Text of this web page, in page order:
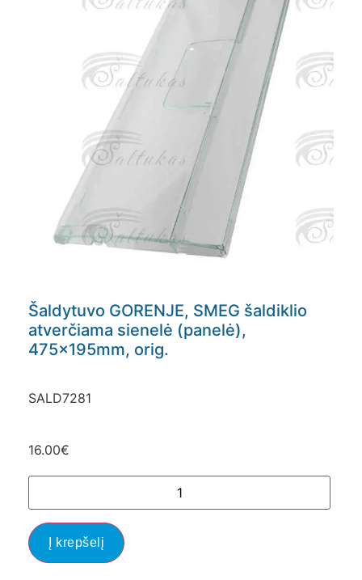
Šaldytuvo GORENJE, SMEG šaldiklio
atverčiama sienelė (panelė),
475x195mm, orig.
SALD7281
16.00€
Į krepšelį